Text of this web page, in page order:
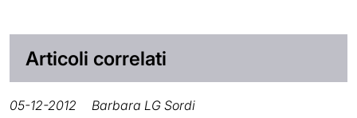
Articoli correlati
05-12-2012 Barbara LG Sordi